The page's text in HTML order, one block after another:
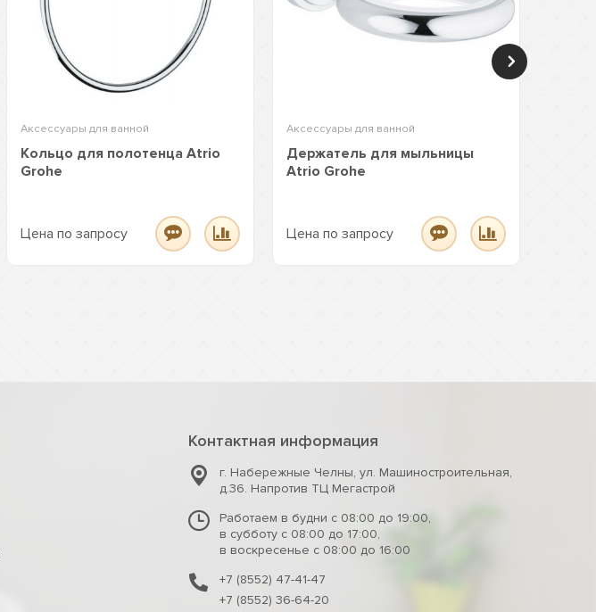
Аксессуары для ванной
Кольцо для полотенца Atrio
Grohe
Цена по запросу
Аксессуары для ванной
Держатель для мыльницы
Atrio Grohe
Цена по запросу
Контактная информация
г. Набережные Челны, ул. Машиностроительная,
д.36. Напротив ТЦ Мегастрой
Работаем в будни с 08:00 до 19:00,
в субботу с 08:00 до 17:00,
в воскресенье с 08:00 до 16:00
+7 (8552) 47-41-47
+7 (8552) 36-64-20